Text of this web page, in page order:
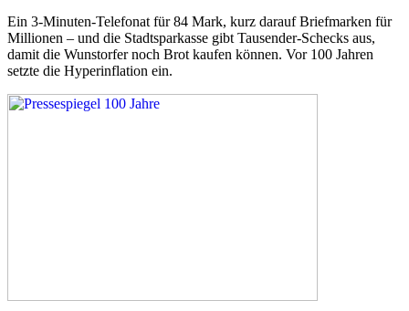
Ein 3-Minuten-Telefonat für 84 Mark, kurz darauf Briefmarken für
Millionen – und die Stadtsparkasse gibt Tausender-Schecks aus,
damit die Wunstorfer noch Brot kaufen können. Vor 100 Jahren
setzte die Hyperinflation ein.